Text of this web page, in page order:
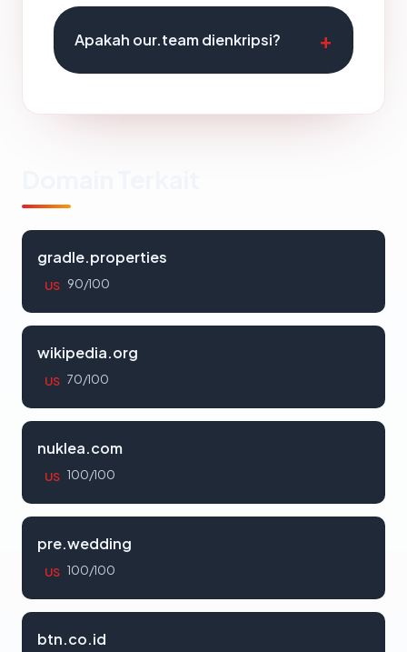
Apakah our.team dienkripsi?
gradle.properties
US 90/100
wikipedia.org
US 70/100
nuklea.com
US 100/100
pre.wedding
US 100/100
btn.co.id